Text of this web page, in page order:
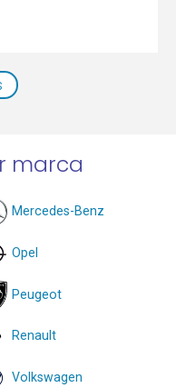
marca
Mercedes-Benz
Opel
Peugeot
Renault
Volkswagen